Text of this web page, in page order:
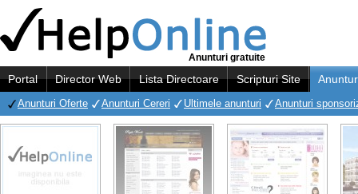
Anunturi gratuite
Portal Director Web Lista Directoare Scripturi Site
Anunturi Oferte Anunturi Cereri Ultimele anunturi Anunturi